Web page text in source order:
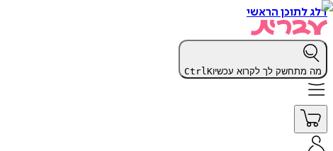
דלג לתוכן הראשי
מה מתחשק לך לקרוא עכשיו CtrlK